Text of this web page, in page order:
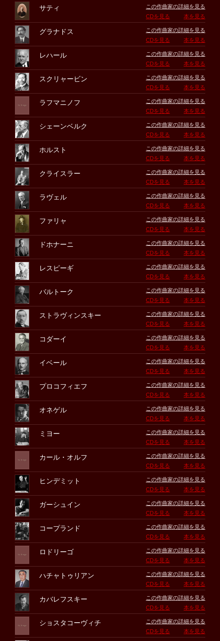
サティ
この作曲家の詳細を見る
CDを見る
本を見る
グラナドス
この作曲家の詳細を見る
CDを見る
本を見る
レハール
この作曲家の詳細を見る
CDを見る
本を見る
スクリャービン
この作曲家の詳細を見る
CDを見る
本を見る
ラフマニノフ
この作曲家の詳細を見る
CDを見る
本を見る
シェーンベルク
この作曲家の詳細を見る
CDを見る
本を見る
ホルスト
この作曲家の詳細を見る
CDを見る
本を見る
クライスラー
この作曲家の詳細を見る
CDを見る
本を見る
ラヴェル
この作曲家の詳細を見る
CDを見る
本を見る
ファリャ
この作曲家の詳細を見る
CDを見る
本を見る
ドホナーニ
この作曲家の詳細を見る
CDを見る
本を見る
レスピーギ
この作曲家の詳細を見る
CDを見る
本を見る
バルトーク
この作曲家の詳細を見る
CDを見る
本を見る
ストラヴィンスキー
この作曲家の詳細を見る
CDを見る
本を見る
コダーイ
この作曲家の詳細を見る
CDを見る
本を見る
イベール
この作曲家の詳細を見る
CDを見る
本を見る
プロコフィエフ
この作曲家の詳細を見る
CDを見る
本を見る
オネゲル
この作曲家の詳細を見る
CDを見る
本を見る
ミヨー
この作曲家の詳細を見る
CDを見る
本を見る
カール・オルフ
この作曲家の詳細を見る
CDを見る
本を見る
ヒンデミット
この作曲家の詳細を見る
CDを見る
本を見る
ガーシュイン
この作曲家の詳細を見る
CDを見る
本を見る
コープランド
この作曲家の詳細を見る
CDを見る
本を見る
ロドリーゴ
この作曲家の詳細を見る
CDを見る
本を見る
ハチャトゥリアン
この作曲家の詳細を見る
CDを見る
本を見る
カバレフスキー
この作曲家の詳細を見る
CDを見る
本を見る
ショスタコーヴィチ
この作曲家の詳細を見る
CDを見る
本を見る